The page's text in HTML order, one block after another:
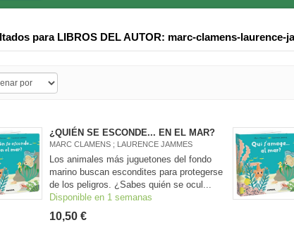
para LIBROS DEL AUTOR: marc-clamens-laurence-
¿QUIÉN SE ESCONDE... EN EL MAR?
MARC CLAMENS ; LAURENCE JAMMES
Los animales más juguetones del fondo
marino buscan escondites para protegerse
de los peligros. ¿Sabes quién se ocul...
Disponible en 1 semanas
10,50 €